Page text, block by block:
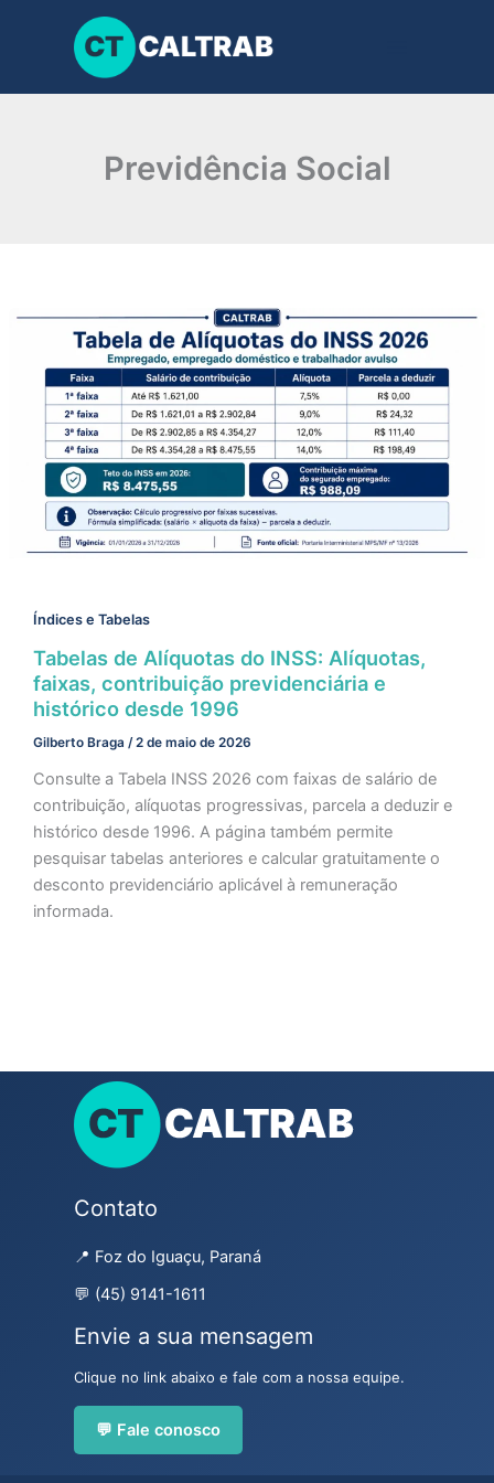
conteúdo
Previdência Social
Índices e Tabelas
Tabelas de Alíquotas do INSS: Alíquotas,
faixas, contribuição previdenciária e
histórico desde 1996
Gilberto Braga /2 de maio de 2026
Consulte a Tabela INSS 2026 com faixas de salário de
contribuição, alíquotas progressivas, parcela a deduzir e
histórico desde 1996. A página também permite
pesquisar tabelas anteriores e calcular gratuitamente o
desconto previdenciário aplicável à remuneração
informada.
Contato
📍 Foz do Iguaçu, Paraná
💬 (45) 9141-1611
Envie a sua mensagem
Clique no link abaixo e fale com a nossa equipe.
💬 Fale conosco